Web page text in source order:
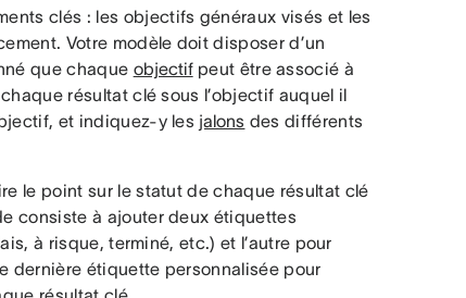
clés : les objectifs généraux visés et les
Votre modèle doit disposer d’un
que chaque objectifpeut être associé à
résultat clé sous l’objectif auquel il
et indiquez-y les jalons des différents
le point sur le statut de chaque résultat clé
consiste à ajouter deux étiquettes
à risque, terminé, etc.) et l’autre pour
dernière étiquette personnalisée pour